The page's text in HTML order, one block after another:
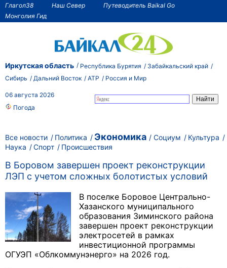
Глагол38 Наш Север
Путеводитель Baikal Go
Монголия Гид
Иркутская область Республика Бурятия
Забайкальский край
Сибирь
Дальний Восток АТР Россия и Мир
06 августа 2026
Погода
Все новости Политика Экономика Социум
Культура
Наука
Спорт Происшествия
В Боровом завершен проект реконструкции
ЛЭП с учетом сложных болотистых условий
В поселке Боровое Центрально-
Хазанского муниципального
образования Зиминского района
завершен проект реконструкции
электросетей в рамках
инвестиционной программы
ОГУЭП «Облкоммунэнерго» на 2026 год.